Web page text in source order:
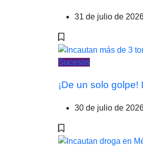
31 de julio de
Sucesos
¡De un solo
30 de julio de